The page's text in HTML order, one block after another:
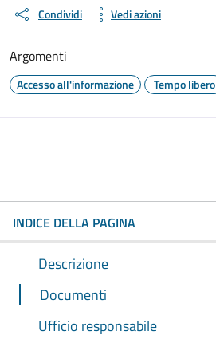
Condividi Vedi azioni
Argomenti
Accesso all'informazione Tempo libero
INDICE DELLA PAGINA
Descrizione
Documenti
Ufficio responsabile